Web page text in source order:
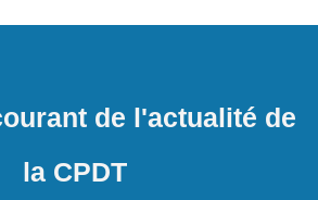
de l'actualité de
la CPDT